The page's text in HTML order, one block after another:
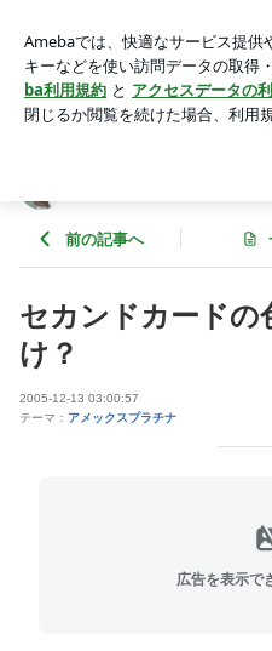
ブログ
アプリをダウンロードして ブロ
ょう。
前の記事へ
セカンドカードの
け？
2005-12-13 03:00:57
テーマ： アメックスプラチナ
広告を表示で